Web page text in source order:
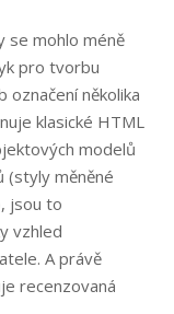
se mohlo méně
pro tvorbu
několika
klasické HTML
modelů
(styly měněné
jsou to
vzhled
A právě
recenzovaná